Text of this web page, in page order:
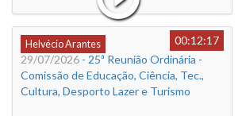
Helvécio Arantes
00:12:17
29/07/2026 - 25ª Reunião Ordinária -
Comissão de Educação, Ciência, Tec.,
Cultura, Desporto Lazer e Turismo